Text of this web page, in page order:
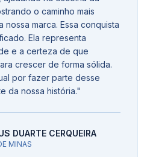
o caminho mais
marca. Essa conquista
Ela representa
e a certeza de que
crescer de forma sólida.
por fazer parte desse
da nossa história."
DUARTE CERQUEIRA
MINAS